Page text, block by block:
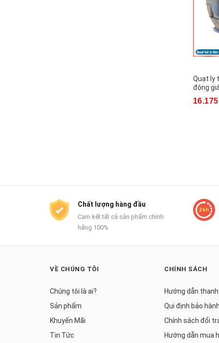
Quạt ly
động
Chất lượng hàng đầu
Cam kết tất cả sản phẩm chính
hãng 100%
VỀ CHÚNG TÔI
Chúng tôi là ai?
Sản phẩm
Khuyến Mãi
Tin Tức
CHÍNH SÁCH
Hướng dẫn
Qui định bảo hành
Chính sách đổi
Hướng dẫn mua